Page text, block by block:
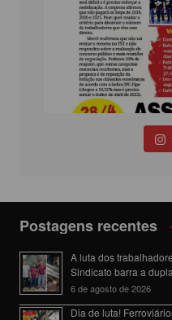
Postagens recentes
A luta dos
Sindicato barra a
6 de agosto de 2026
Dia de luta!